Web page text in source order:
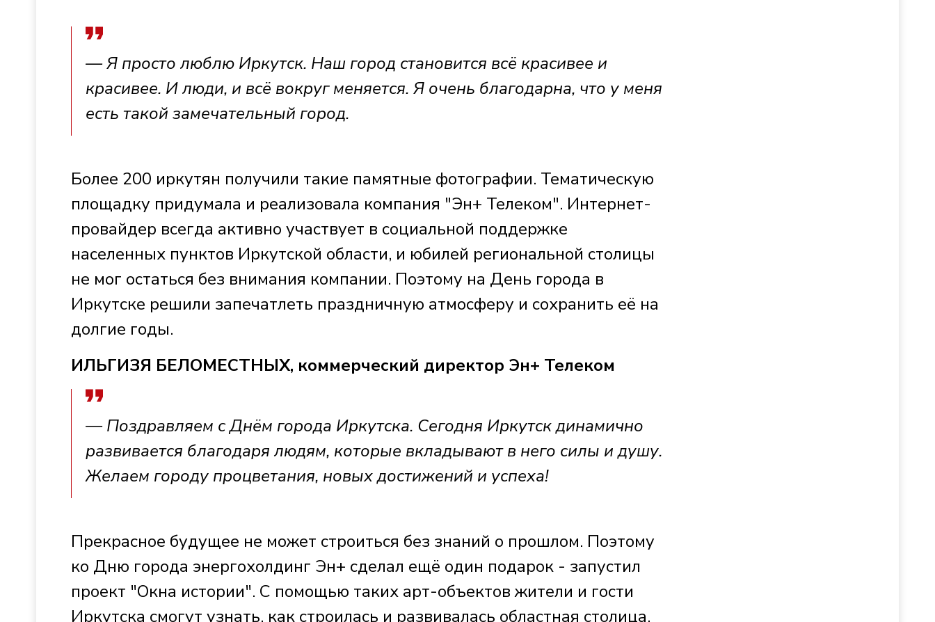
— Я просто люблю Иркутск. Наш город становится всё красивее и
красивее. И люди, и всё вокруг меняется. Я очень благодарна, что у меня
есть такой замечательный город.
Более 200 иркутян получили такие памятные фотографии. Тематическую
площадку придумала и реализовала компания "Эн+ Телеком". Интернет-
провайдер всегда активно участвует в социальной поддержке
населенных пунктов Иркутской области, и юбилей региональной столицы
не мог остаться без внимания компании. Поэтому на День города в
Иркутске решили запечатлеть праздничную атмосферу и сохранить её на
долгие годы.
ИЛЬГИЗЯ БЕЛОМЕСТНЫХ, коммерческий директор Эн+ Телеком
— Поздравляем с Днём города Иркутска. Сегодня Иркутск динамично
развивается благодаря людям, которые вкладывают в него силы и душу.
Желаем городу процветания, новых достижений и успеха!
Прекрасное будущее не может строиться без знаний о прошлом. Поэтому
ко Дню города энергохолдинг Эн+ сделал ещё один подарок - запустил
проект "Окна истории". С помощью таких арт-объектов жители и гости
Иркутска смогут узнать, как строилась и развивалась областная столица.